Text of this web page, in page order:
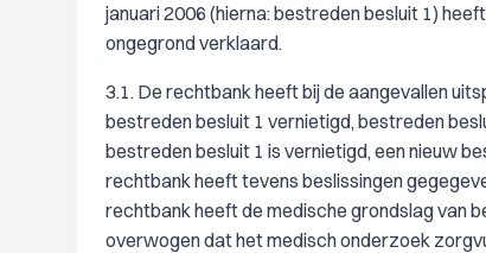
januari 2006 (hierna: bestreden besluit 1)
ongegrond verklaard.
3.1. De rechtbank heeft bij de aangevallen
bestreden besluit 1 vernietigd, bestreden
bestreden besluit 1 is vernietigd, een nieuw
rechtbank heeft tevens beslissingen
rechtbank heeft de medische grondslag van
overwogen dat het medisch onderzoek